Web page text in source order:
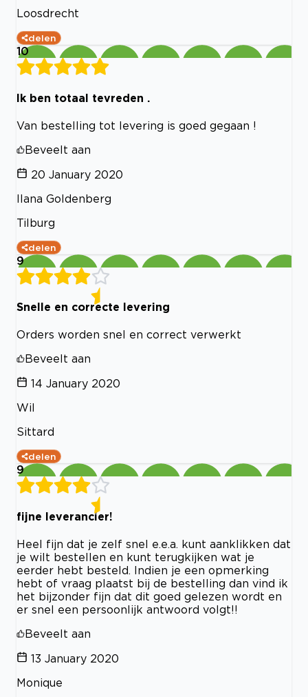
Loosdrecht
delen
10
Ik ben totaal tevreden .
Van bestelling tot levering is goed gegaan !
Beveelt aan
20 January 2020
Ilana Goldenberg
Tilburg
delen
9
Snelle en correcte levering
Orders worden snel en correct verwerkt
Beveelt aan
14 January 2020
Wil
Sittard
delen
9
fijne leverancier!
Heel fijn dat je zelf snel e.e.a. kunt aanklikken dat
je wilt bestellen en kunt terugkijken wat je
eerder hebt besteld. Indien je een opmerking
hebt of vraag plaatst bij de bestelling dan vind ik
het bijzonder fijn dat dit goed gelezen wordt en
er snel een persoonlijk antwoord volgt!!
Beveelt aan
13 January 2020
Monique